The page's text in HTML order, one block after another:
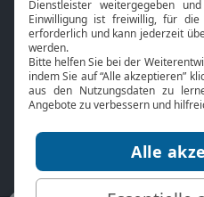
Bibel TV
Über uns
Jobs
Mediadaten